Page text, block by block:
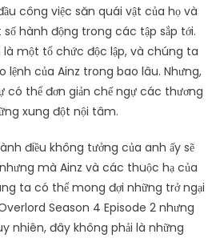
công việc săn quái vật của họ và
hành động trong các tập sắp tới.
là một tổ chức độc lập, và chúng ta
lệnh của Ainz trong bao lâu. Nhưng,
có thể đơn giản chế ngự các thương
xung đột nội tâm.
điều không tưởng của anh ấy sẽ
mà Ainz và các thuộc hạ của
ta có thể mong đợi những trở ngại
Season 4 Episode 2 nhưng
nhiên, đây không phải là những